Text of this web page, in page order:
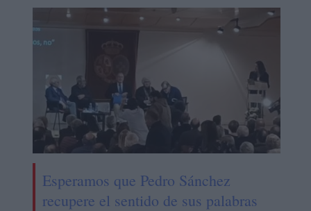
Esperamos que Pedro Sánchez
recupere el sentido de sus palabras